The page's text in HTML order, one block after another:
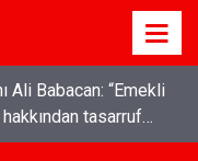
“Emekli
tasarruf